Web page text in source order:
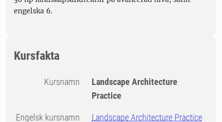
engelska 6.
Kursfakta
Kursnamn
Landscape Architecture
Practice
Engelsk kursnamn Landscape Architecture Practice